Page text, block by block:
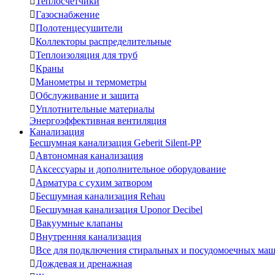
Газоснабжение
Полотенцесушители
Коллекторы распределительные
Теплоизоляция для труб
Краны
Манометры и термометры
Обслуживание и защита
Уплотнительные материалы
Энергоэффективная вентиляция
Канализация
Бесшумная канализация Geberit Silent-PP
Автономная канализация
Аксессуары и дополнительное оборудование
Арматура с сухим затвором
Бесшумная канализация Rehau
Бесшумная канализация Uponor Decibel
Вакуумные клапаны
Внутренняя канализация
Все для подключения стиральных и посудомоечных
Дождевая и дренажная